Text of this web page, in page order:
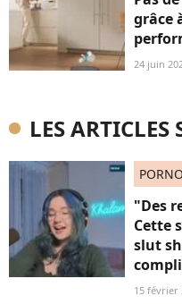
grâce
24 juin
LES
PORNO
"Des
Cette
slut
15 février